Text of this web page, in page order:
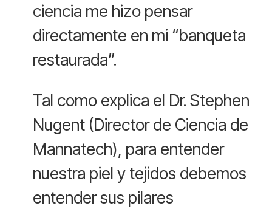
ciencia me hizo pensar
directamente en mi “banqueta
restaurada”.
Tal como explica el Dr. Stephen
Nugent (Director de Ciencia de
Mannatech), para entender
nuestra piel y tejidos debemos
entender sus pilares